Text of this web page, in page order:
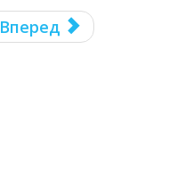
Вперед